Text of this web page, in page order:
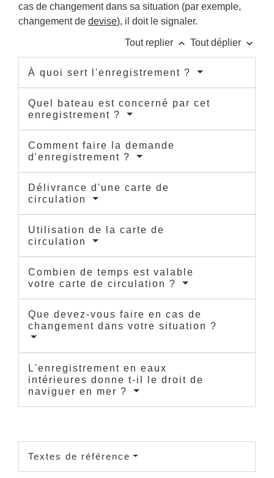
cas de changement dans sa situation (par exemple,
changement de devise), il doit le signaler.
Tout replier keyboard_arrow_up Tout déplier keyboard_arrow_down
À quoi sert l'enregistrement ?
Quel bateau est concerné par cet
enregistrement ?
Comment faire la demande
d'enregistrement ?
Délivrance d'une carte de
circulation
Utilisation de la carte de
circulation
Combien de temps est valable
votre carte de circulation ?
Que devez-vous faire en cas de
changement dans votre situation ?
L'enregistrement en eaux
intérieures donne t-il le droit de
naviguer en mer ?
Textes de référence